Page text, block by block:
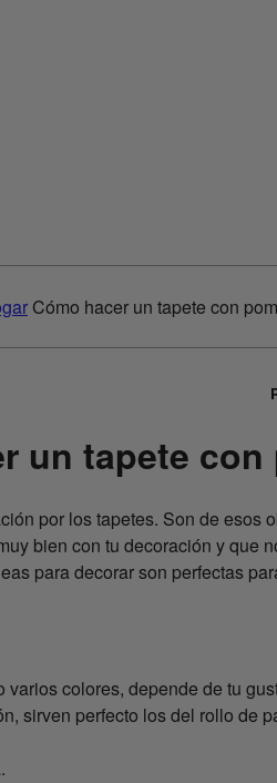
Cómo hacer un tapete con
un tapete
por los tapetes. Son de
bien con tu decoración y que
para decorar son perfectas
varios colores, depende de tu
sirven perfecto los del rollo de